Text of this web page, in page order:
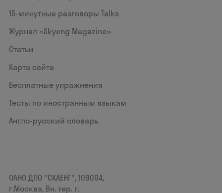
15‑минутные разговоры Talks
Журнал «Skyeng Magazine»
Статьи
Карта сайта
Бесплатные упражнения
Тесты по иностранным языкам
Англо-русский словарь
ОАНО ДПО "СКАЕНГ", 109004,
г.Москва, Вн. тер. г.